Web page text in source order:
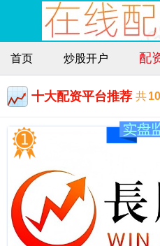
首页 炒股开户 配
十大配资平台推荐 共